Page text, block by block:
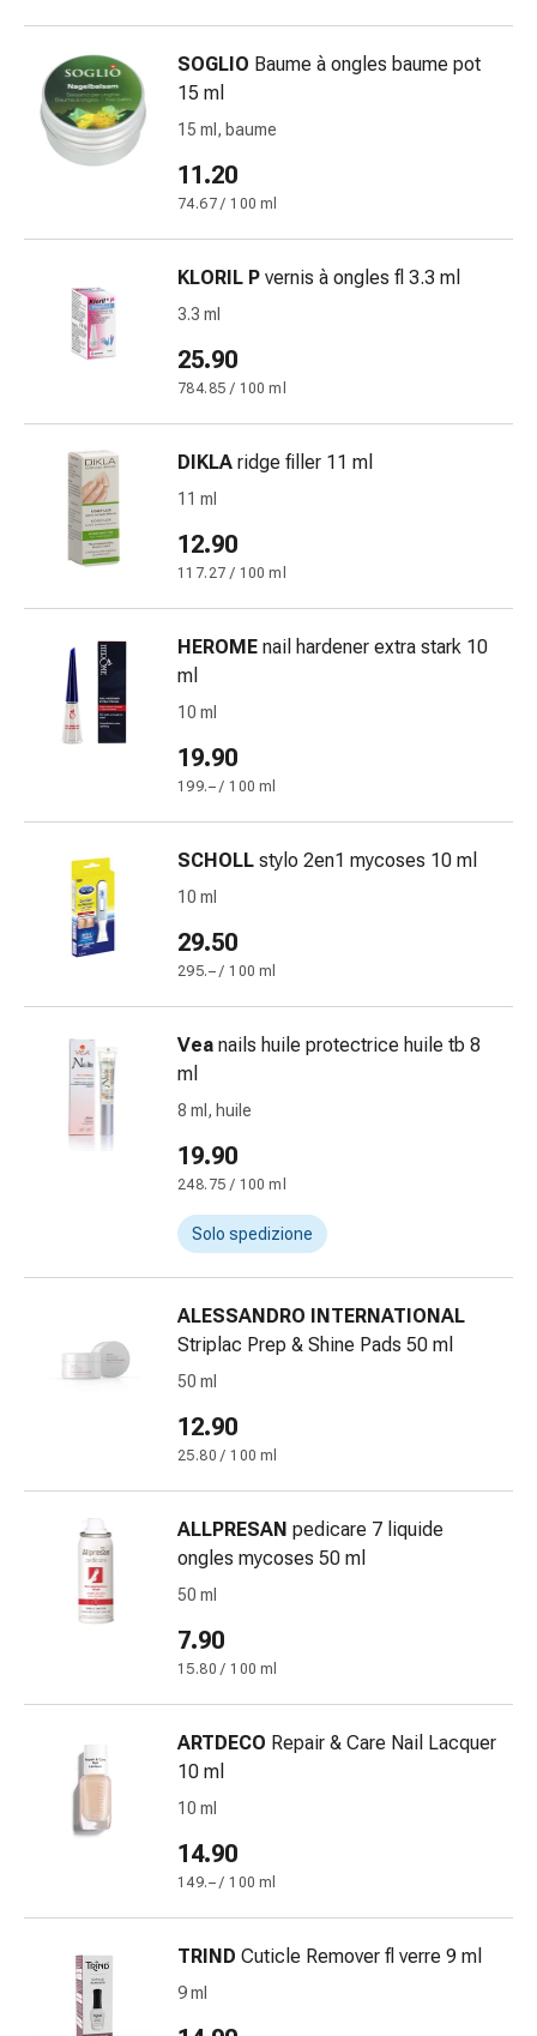
di
medicazione
Ustioni
e
il
cambio
medicazione
Medicazioni
adesive
ferite
Spray
ferite
Strisce
e
adesivi
chiusura
delle
ferite
tiraggio
medicali
e
Disturbi
dell'orecchio
delle
orecchie
Gocce
oculari
Infiammazione
occhi
Bende
occhi
Cuore
e
circolazione
cardiaca
Calze
a
compressione
Disturbi
Cessazione
fumo
Disturbi
SOGLIO Baume à ongles baume pot
15 ml
15 ml, baume
11.20
74.67 / 100 ml
KLORIL P vernis à ongles fl 3.3 ml
3.3 ml
25.90
784.85 / 100 ml
DIKLA ridge filler 11 ml
11 ml
12.90
117.27 / 100 ml
HEROME nail hardener extra stark 10
ml
10 ml
19.90
199.– / 100 ml
SCHOLL stylo 2en1 mycoses 10 ml
10 ml
29.50
295.– / 100 ml
Vea nails huile protectrice huile tb 8
ml
8 ml, huile
19.90
248.75 / 100 ml
Solo spedizione
ALESSANDRO INTERNATIONAL
Striplac Prep & Shine Pads 50 ml
50 ml
12.90
25.80 / 100 ml
ALLPRESAN pedicare 7 liquide
ongles mycoses 50 ml
50 ml
7.90
15.80 / 100 ml
ARTDECO Repair & Care Nail Lacquer
10 ml
10 ml
14.90
149.– / 100 ml
TRIND Cuticle Remover fl verre 9 ml
9 ml